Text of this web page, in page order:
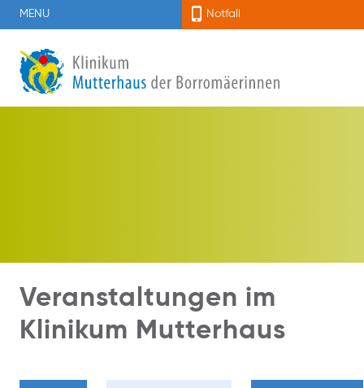
MENU Notfall
Veranstaltungen im
Klinikum Mutterhaus